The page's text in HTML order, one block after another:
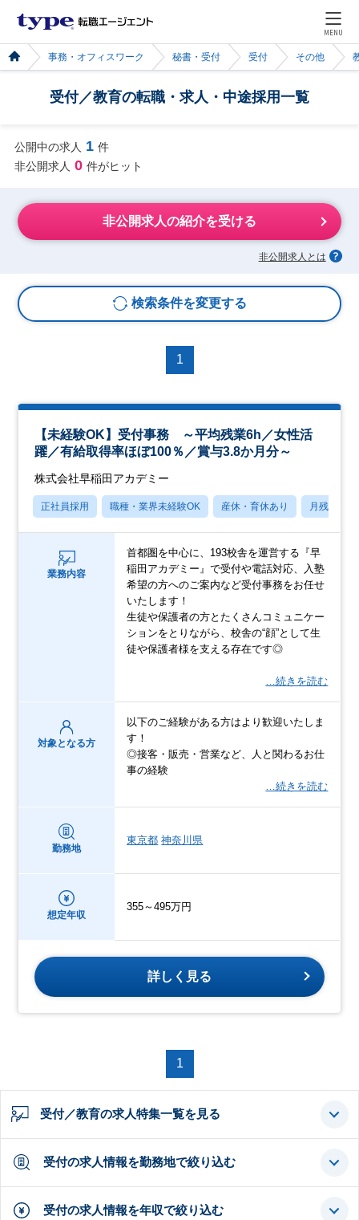
MENU
事務・オフィスワーク 秘書・受付 受付 その他
受付／教育の転職・求人・中途採用一覧
公開中の求人 1 件
非公開求人 0 件がヒット
非公開求人の紹介を受ける
非公開求人とは
検索条件を変更する
1
【未経験OK】受付事務 ～平均残業6h／女性活
躍／有給取得率ほぼ100％／賞与3.8か月分～
株式会社早稲田アカデミー
正社員採用 職種・業界未経験OK 産休・育休あり 月残業20
業務内容
首都圏を中心に、193校舎を運営する『早
稲田アカデミー』で受付や電話対応、入塾
希望の方へのご案内など受付事務をお任せ
いたします！
生徒や保護者の方とたくさんコミュニケー
ションをとりながら、校舎の“顔”として生
徒や保護者様を支える存在です◎
…続きを読む
対象となる方
以下のご経験がある方はより歓迎いたしま
す！
◎接客・販売・営業など、人と関わるお仕
事の経験
…続きを読む
勤務地
東京都 神奈川県
想定年収
355～495万円
詳しく見る
1
受付／教育の求人特集一覧を見る
受付の求人情報を勤務地で絞り込む
受付の求人情報を年収で絞り込む